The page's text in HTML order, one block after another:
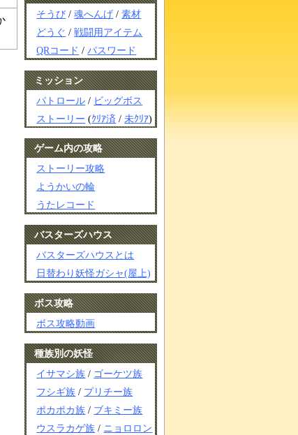
そうび /魂へんげ /素材
どうぐ /戦闘用アイテム
QRコード /パスワード
ミッション
パトロール / ビッグボス
ストーリー (ｸﾘｱ済 /未ｸﾘｱ)
ゲーム内の攻略
ストーリー攻略
ようかいの輪
うたレコード
バスターズハウス
バスターズハウスとは
日替わり妖怪ガシャ(屋上)
ボス攻略
ボス攻略動画
種族別の妖怪
イサマシ族 / ゴーケツ族
フシギ族 / プリチー族
ポカポカ族 / ブキミー族
ウスラカゲ族 / ニョロロン